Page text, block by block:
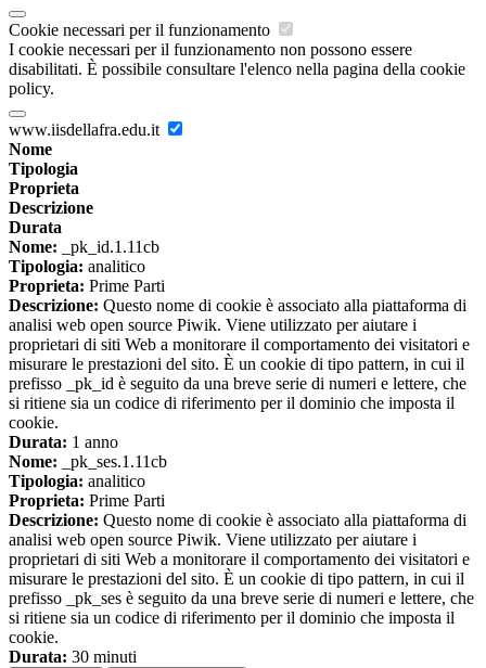
Cookie necessari per il funzionamento
I cookie necessari per il funzionamento non possono essere
disabilitati. È possibile consultare l'elenco nella pagina della cookie
policy.
www.iisdellafra.edu.it
Nome
Tipologia
Proprieta
Descrizione
Durata
Nome: _pk_id.1.11cb
Tipologia: analitico
Proprieta: Prime Parti
Descrizione: Questo nome di cookie è associato alla piattaforma di
analisi web open source Piwik. Viene utilizzato per aiutare i
proprietari di siti Web a monitorare il comportamento dei visitatori e
misurare le prestazioni del sito. È un cookie di tipo pattern, in cui il
prefisso _pk_id è seguito da una breve serie di numeri e lettere, che
si ritiene sia un codice di riferimento per il dominio che imposta il
cookie.
Durata: 1 anno
Nome: _pk_ses.1.11cb
Tipologia: analitico
Proprieta: Prime Parti
Descrizione: Questo nome di cookie è associato alla piattaforma di
analisi web open source Piwik. Viene utilizzato per aiutare i
proprietari di siti Web a monitorare il comportamento dei visitatori e
misurare le prestazioni del sito. È un cookie di tipo pattern, in cui il
prefisso _pk_ses è seguito da una breve serie di numeri e lettere, che
si ritiene sia un codice di riferimento per il dominio che imposta il
cookie.
Durata: 30 minuti